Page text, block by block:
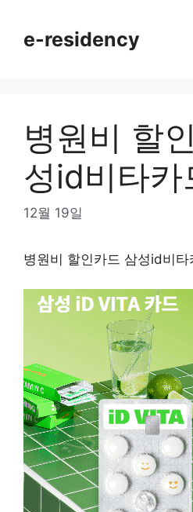
contente-residency
병원비 할
성id비타카
12월 19일
병원비 할인카드 삼성id비타